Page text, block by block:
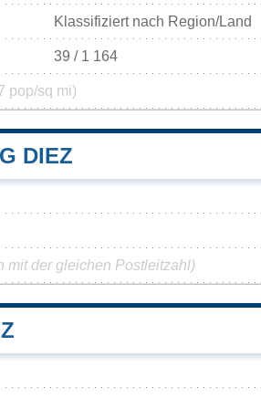
Klassifiziert nach Region/Land
39 / 1 164
pop/sq mi)
DIEZ
mit der gleichen Postleitzahl)